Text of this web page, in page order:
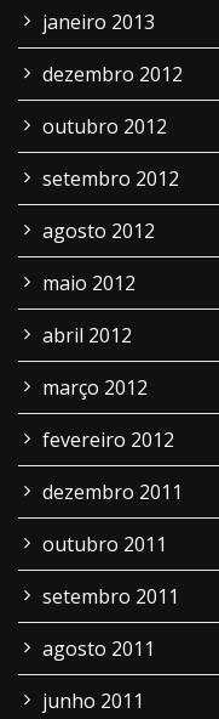
janeiro 2013
dezembro 2012
outubro 2012
setembro 2012
agosto 2012
maio 2012
abril 2012
março 2012
fevereiro 2012
dezembro 2011
outubro 2011
setembro 2011
agosto 2011
junho 2011